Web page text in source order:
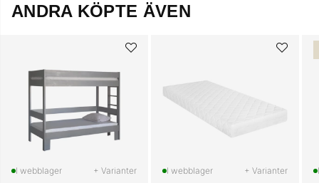
ANDRA KÖPTE ÄVEN
+ Varianter + Varianter